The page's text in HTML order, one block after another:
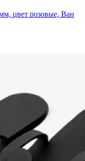
цвет розовые, Ван